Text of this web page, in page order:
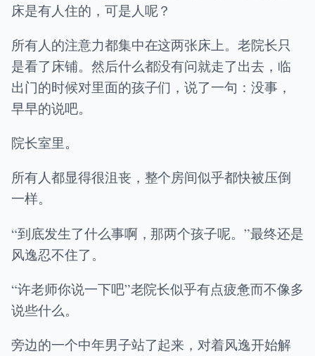
床是有人住的，可是人呢？
所有人的注意力都集中在这两张床上。老院长只
是看了床铺。然后什么都没有问就走了出去，临
出门的时候对里面的孩子们，说了一句：没事，
早早的说吧。
院长室里。
所有人都显得很沮丧，整个房间似乎都快被压倒
一样。
“到底发生了什么事啊，那两个孩子呢。”最终还是
风逸忍不住了。
“许老师你说一下吧”老院长似乎有点疲惫而不像多
说些什么。
旁边的一个中年男子站了起来，对着风逸开始解